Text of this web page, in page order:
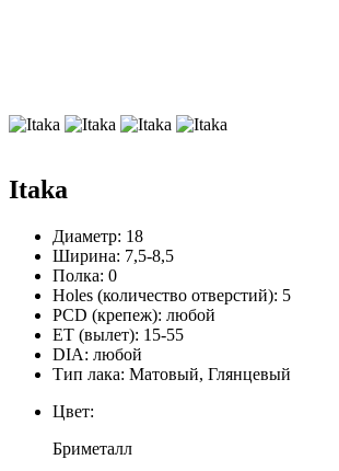
Itaka
Диаметр: 18
Ширина: 7,5-8,5
Полка: 0
Holes (количество отверстий): 5
PCD (крепеж): любой
ЕТ (вылет): 15-55
DIA: любой
Тип лака: Матовый, Глянцевый
Цвет:
Бриметалл